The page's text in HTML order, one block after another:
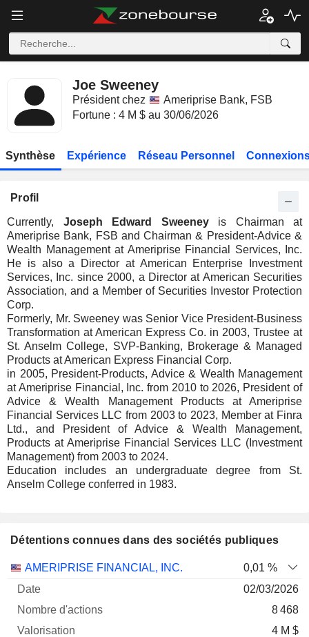
Joe Sweeney
Président chez
Ameriprise Bank, FSB
Fortune : 4 M $ au 30/06/2026
Synthèse Expérience Réseau Personnel
Profil
Currently, Joseph Edward Sweeneyis Chairman at
Ameriprise Bank, FSB and Chairman & President-Advice &
Wealth Management at Ameriprise Financial Services, Inc.
He is also a Director at American Enterprise Investment
Services, Inc. since 2000, a Director at American Securities
Association, and a Member of Securities Investor Protection
Corp.
Formerly, Mr. Sweeney was Senior Vice President-Business
Transformation at American Express Co. in 2003, Trustee at
St. Anselm College, SVP-Banking, Brokerage & Managed
Products at American Express Financial Corp.
in 2005, President-Products, Advice & Wealth Management
at Ameriprise Financial, Inc. from 2010 to 2026, President of
Advice & Wealth Management Products at Ameriprise
Financial Services LLC from 2003 to 2023, Member at Finra
Ltd., and President of Advice & Wealth Management,
Products at Ameriprise Financial Services LLC (Investment
Management) from 2003 to 2024.
Education includes an undergraduate degree from St.
Anselm College conferred in 1983.
Détentions connues dans des sociétés publiques
Nombre
Date de
AMERIPRISE FINANCIAL, INC.
0,01 %
02/03/2026
8 468
4 M $